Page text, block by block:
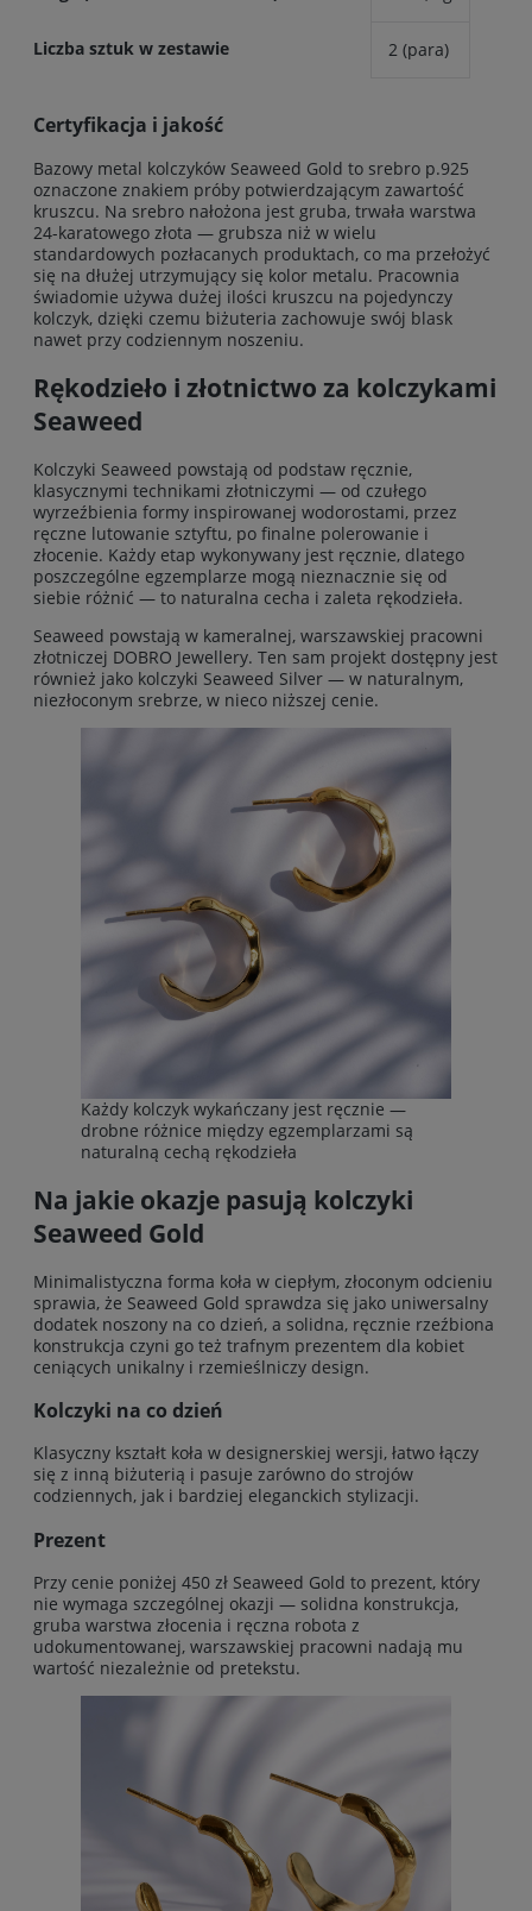
Liczba sztuk w zestawie 2 (para)
Certyfikacja i jakość
Bazowy metal kolczyków Seaweed Gold to srebro p.925
oznaczone znakiem próby potwierdzającym zawartość
kruszcu. Na srebro nałożona jest gruba, trwała warstwa
24-karatowego złota — grubsza niż w wielu
standardowych pozłacanych produktach, co ma przełożyć
się na dłużej utrzymujący się kolor metalu. Pracownia
świadomie używa dużej ilości kruszcu na pojedynczy
kolczyk, dzięki czemu biżuteria zachowuje swój blask
nawet przy codziennym noszeniu.
Rękodzieło i złotnictwo za kolczykami
Seaweed
Kolczyki Seaweed powstają od podstaw ręcznie,
klasycznymi technikami złotniczymi — od czułego
wyrzeźbienia formy inspirowanej wodorostami, przez
ręczne lutowanie sztyftu, po finalne polerowanie i
złocenie. Każdy etap wykonywany jest ręcznie, dlatego
poszczególne egzemplarze mogą nieznacznie się od
siebie różnić — to naturalna cecha i zaleta rękodzieła.
Seaweed powstają w kameralnej, warszawskiej pracowni
złotniczej DOBRO Jewellery. Ten sam projekt dostępny jest
również jako kolczyki Seaweed Silver — w naturalnym,
niezłoconym srebrze, w nieco niższej cenie.
Każdy kolczyk wykańczany jest ręcznie —
drobne różnice między egzemplarzami są
naturalną cechą rękodzieła
Na jakie okazje pasują kolczyki
Seaweed Gold
Minimalistyczna forma koła w ciepłym, złoconym odcieniu
sprawia, że Seaweed Gold sprawdza się jako uniwersalny
dodatek noszony na co dzień, a solidna, ręcznie rzeźbiona
konstrukcja czyni go też trafnym prezentem dla kobiet
ceniących unikalny i rzemieślniczy design.
Kolczyki na co dzień
Klasyczny kształt koła w designerskiej wersji, łatwo łączy
się z inną biżuterią i pasuje zarówno do strojów
codziennych, jak i bardziej eleganckich stylizacji.
Prezent
Przy cenie poniżej 450 zł Seaweed Gold to prezent, który
nie wymaga szczególnej okazji — solidna konstrukcja,
gruba warstwa złocenia i ręczna robota z
udokumentowanej, warszawskiej pracowni nadają mu
wartość niezależnie od pretekstu.